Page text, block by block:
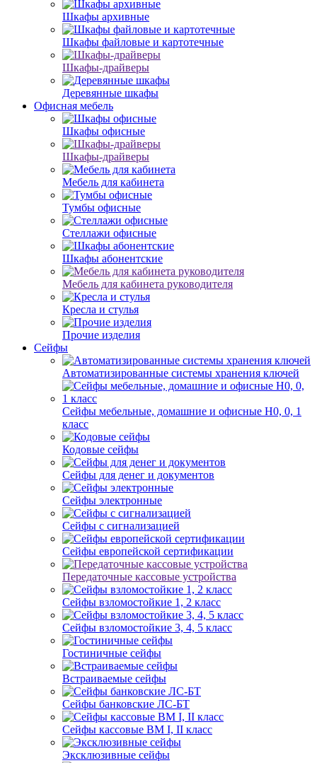
Шкафы архивные
Шкафы файловые и картотечные
Шкафы-драйверы
Деревянные шкафы
Офисная мебель
Шкафы офисные
Шкафы-драйверы
Мебель для кабинета
Тумбы офисные
Стеллажи офисные
Шкафы абонентские
Мебель для кабинета руководителя
Кресла и стулья
Прочие изделия
Сейфы
Автоматизированные системы хранения ключей
Сейфы мебельные, домашние и офисные Н0, 0, 1
класс
Кодовые сейфы
Сейфы для денег и документов
Сейфы электронные
Сейфы с сигнализацией
Сейфы европейской сертификации
Передаточные кассовые устройства
Сейфы взломостойкие 1, 2 класс
Сейфы взломостойкие 3, 4, 5 класс
Гостиничные сейфы
Встраиваемые сейфы
Сейфы банковские ЛС-БТ
Сейфы кассовые ВМ I, II класс
Эксклюзивные сейфы